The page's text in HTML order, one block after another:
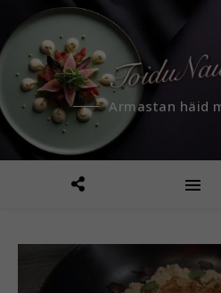
Armastan häid